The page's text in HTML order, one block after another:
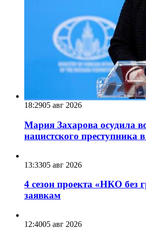
18:2905 авг 2026
Мария Захарова осудила
нацистского преступника
13:3305 авг 2026
4 сезон проекта «НКО без
заявкам
12:4005 авг 2026